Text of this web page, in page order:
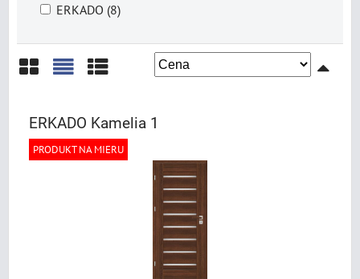
ERKADO (8)
ERKADO Kamelia 1
PRODUKT NA MIERU